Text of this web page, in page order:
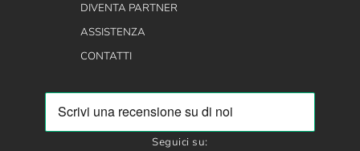
DIVENTA PARTNER
ASSISTENZA
CONTATTI
Seguici su: